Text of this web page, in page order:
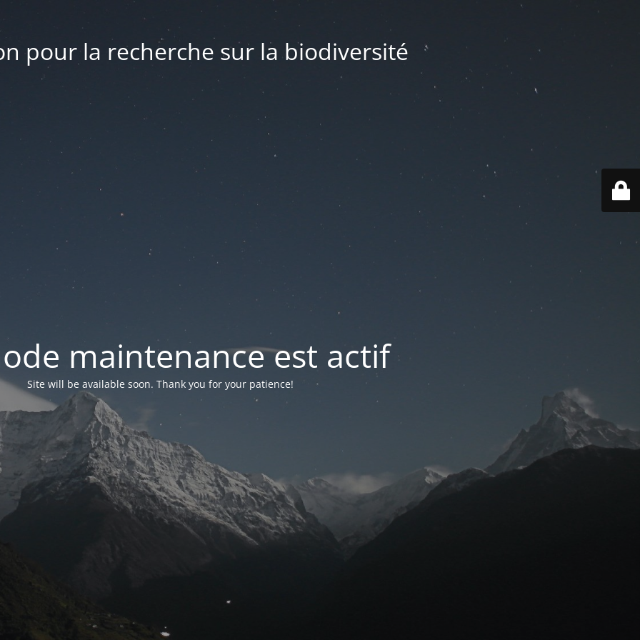
pour la recherche sur la biodiversité
maintenance est actif
Site will be available soon. Thank you for your patience!